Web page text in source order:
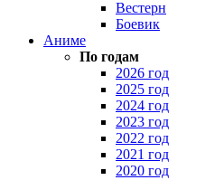
Вестерн
Боевик
Аниме
По годам
2026 год
2025 год
2024 год
2023 год
2022 год
2021 год
2020 год